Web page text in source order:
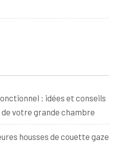
: idées et conseils
votre grande chambre
housses de couette gaze